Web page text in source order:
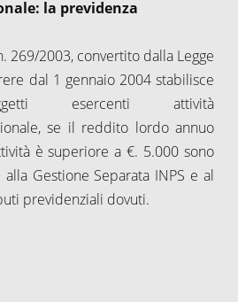
la previdenza
269/2003, convertito dalla Legge
dal 1 gennaio 2004 stabilisce
esercenti attività
se il reddito lordo annuo
è superiore a €. 5.000 sono
alla Gestione Separata INPS e al
previdenziali dovuti.